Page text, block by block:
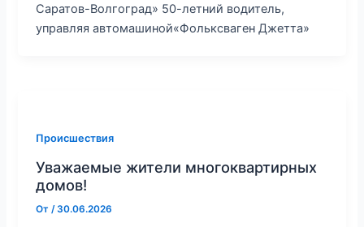
Саратов-Волгоград» 50-летний водитель,
управляя автомашиной«Фольксваген Джетта»
Происшествия
Уважаемые жители многоквартирных
домов!
От /30.06.2026